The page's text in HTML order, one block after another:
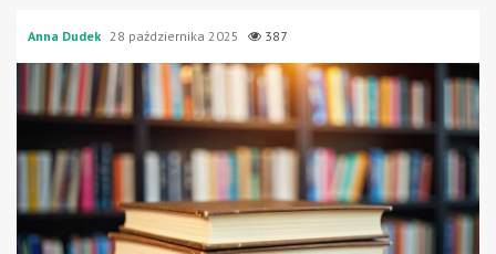
Anna Dudek 28 października 2025 387